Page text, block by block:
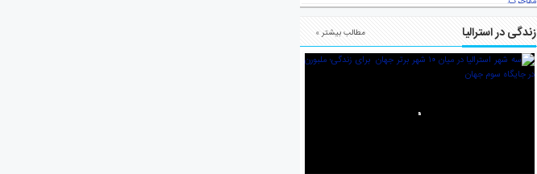
زندگی در استرالیا مطالب بیشتر »